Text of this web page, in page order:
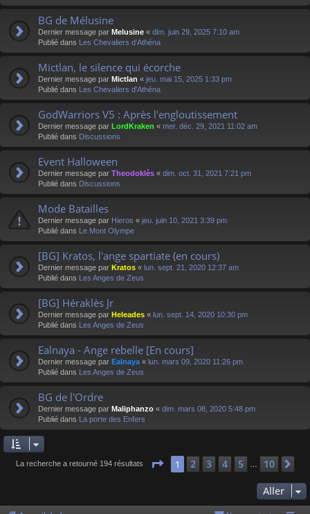
BG de Mélusine
Dernier message par Melusine « dim. juin 29, 2025 7:10 am
Publié dans Les Chevaliers d'Athéna
Mictlan, le silence qui écorche
Dernier message par Mictlan « jeu. mai 15, 2025 1:33 pm
Publié dans Les Chevaliers d'Athéna
GodWarriors V5 : Après l'engloutissement
Dernier message par LordKraken « mer. déc. 29, 2021 11:02 am
Publié dans Discussions
Event Halloween
Dernier message par Theodoklès « dim. oct. 31, 2021 7:21 pm
Publié dans Discussions
Mode Batailles
Dernier message par Hieros « jeu. juin 10, 2021 3:39 pm
Publié dans Le Mont Olympe
[BG] Kratos, l'ange spartiate (en cours)
Dernier message par Kratos « lun. sept. 21, 2020 12:37 am
Publié dans Les Anges de Zeus
[BG] Héraklès Jr
Dernier message par Heleades « lun. sept. 14, 2020 10:30 pm
Publié dans Les Anges de Zeus
Ealnaya - Ange rebelle [En cours]
Dernier message par Ealnaya « lun. mars 09, 2020 11:26 pm
Publié dans Les Anges de Zeus
BG de l'Ordre
Dernier message par Maliphanzo « dim. mars 08, 2020 5:48 pm
Publié dans La porte des Enfers
La recherche a retourné 194 résultats Page 1sur 10
1 2 3 4 5 10
Aller